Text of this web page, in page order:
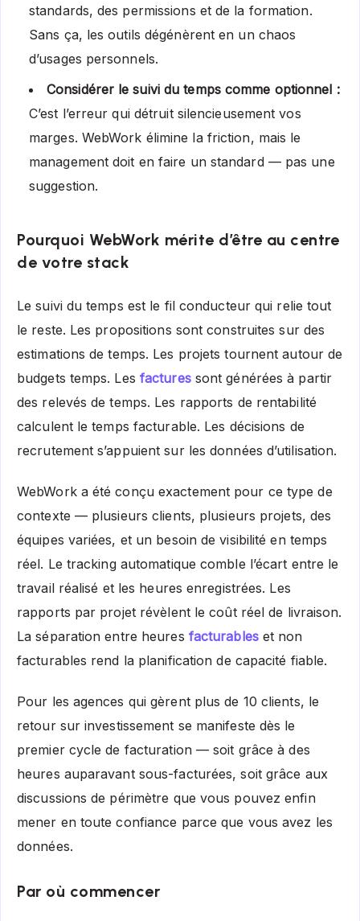
standards, des permissions et de la formation.
Sans ça, les outils dégénèrent en un chaos
d’usages personnels.
Considérer le suivi du temps comme optionnel :
C’est l’erreur qui détruit silencieusement vos
marges. WebWork élimine la friction, mais le
management doit en faire un standard — pas une
suggestion.
Pourquoi WebWork mérite d’être au centre
de votre stack
Le suivi du temps est le fil conducteur qui relie tout
le reste. Les propositions sont construites sur des
estimations de temps. Les projets tournent autour de
budgets temps. Les facturessont générées à partir
des relevés de temps. Les rapports de rentabilité
calculent le temps facturable. Les décisions de
recrutement s’appuient sur les données d’utilisation.
WebWork a été conçu exactement pour ce type de
contexte — plusieurs clients, plusieurs projets, des
équipes variées, et un besoin de visibilité en temps
réel. Le tracking automatique comble l’écart entre le
travail réalisé et les heures enregistrées. Les
rapports par projet révèlent le coût réel de livraison.
La séparation entre heures facturableset non
facturables rend la planification de capacité fiable.
Pour les agences qui gèrent plus de 10 clients, le
retour sur investissement se manifeste dès le
premier cycle de facturation — soit grâce à des
heures auparavant sous-facturées, soit grâce aux
discussions de périmètre que vous pouvez enfin
mener en toute confiance parce que vous avez les
données.
Par où commencer